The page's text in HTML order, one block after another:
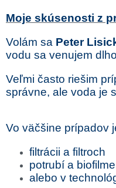
Moje skúsenosti z
Volám sa Peter
vodu sa venujem
Veľmi často riešim
správne, ale voda je
Vo väčšine prípadov
filtrácii a filtroch
potrubí a biofilme
alebo v